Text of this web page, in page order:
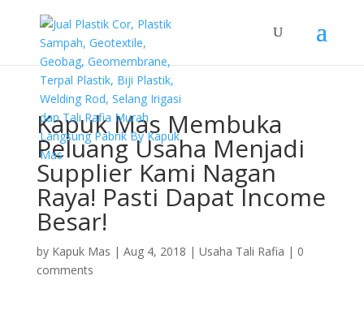
Kapuk Mas Membuka
Peluang Usaha Menjadi
Supplier Kami Nagan
Raya! Pasti Dapat Income
Besar!
by Kapuk Mas | Aug 4, 2018 | Usaha Tali Rafia | 0
comments